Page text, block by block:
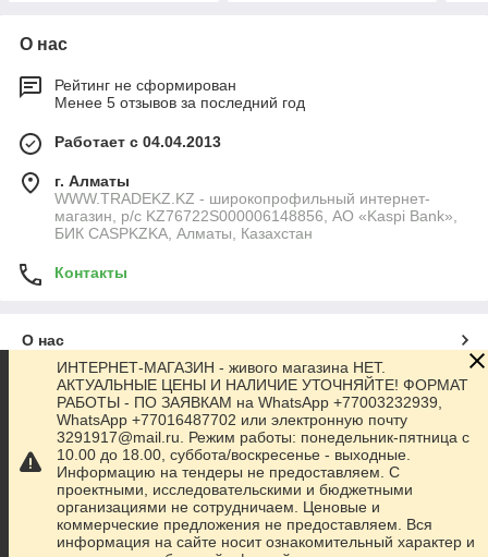
О нас
Рейтинг не сформирован
Менее 5 отзывов за последний год
Работает с 04.04.2013
г. Алматы
WWW.TRADEKZ.KZ - широкопрофильный интернет-
магазин, р/с KZ76722S000006148856, АО «Kaspi Bank»,
БИК CASPKZKA, Алматы, Казахстан
Контакты
О нас
Контакты
Доставка и оплата
Полная версия сайта
ИНТЕРНЕТ-МАГАЗИН - живого магазина НЕТ.
АКТУАЛЬНЫЕ ЦЕНЫ И НАЛИЧИЕ УТОЧНЯЙТЕ! ФОРМАТ
РАБОТЫ - ПО ЗАЯВКАМ на WhatsApp +77003232939,
WhatsApp +77016487702 или электронную почту
3291917@mail.ru. Режим работы: понедельник-пятница с
10.00 до 18.00, суббота/воскресенье - выходные.
Информацию на тендеры не предоставляем. С
проектными, исследовательскими и бюджетными
организациями не сотрудничаем. Ценовые и
коммерческие предложения не предоставляем. Вся
информация на сайте носит ознакомительный характер и